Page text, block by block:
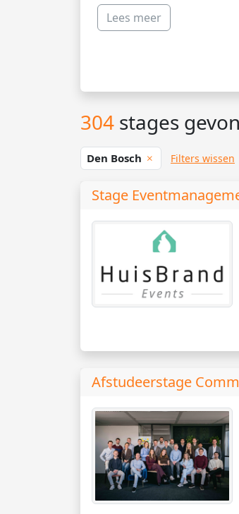
Lees meer
304 stages
Den Bosch Filters wissen
Stage
Afstudeerstage